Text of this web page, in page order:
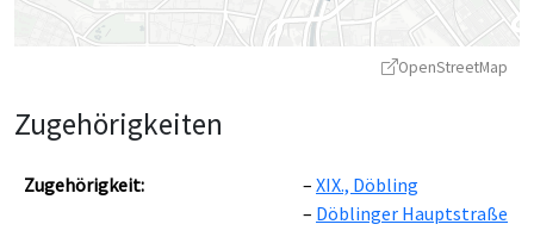
OpenStreetMap
Zugehörigkeiten
Zugehörigkeit:
XIX., Döbling
Döblinger Hauptstraße